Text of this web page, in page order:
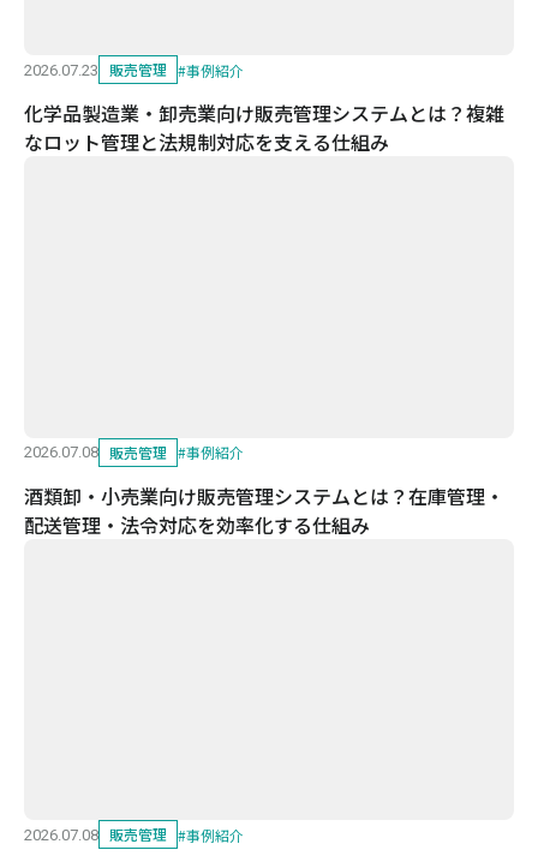
2026.07.23 販売管理 #事例紹介
化学品製造業・卸売業向け販売管理システムとは？複雑
なロット管理と法規制対応を支える仕組み
2026.07.08 販売管理 #事例紹介
酒類卸・小売業向け販売管理システムとは？在庫管理・
配送管理・法令対応を効率化する仕組み
2026.07.08 販売管理 #事例紹介